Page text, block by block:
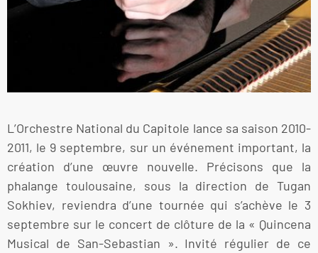
L’Orchestre National du Capitole lance sa saison 2010-
2011, le 9 septembre, sur un événement important, la
création d’une œuvre nouvelle. Précisons que la
phalange toulousaine, sous la direction de Tugan
Sokhiev, reviendra d’une tournée qui s’achève le 3
septembre sur le concert de clôture de la « Quincena
Musical de San-Sebastian ». Invité régulier de ce